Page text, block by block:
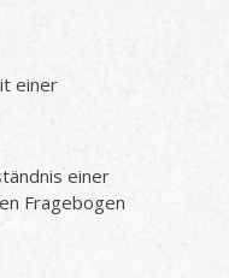
einer
einer
Fragebogen